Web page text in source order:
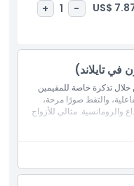
الأبعاد، فإن كل موقع في
والأصدقاء والعائلات
فيه الحب والضحك والفن
US$
-
1
+
تايلاند)
تذكرة خاصة للمقيمين
والتقط صورًا مرحة،
والرومانسية. مثالي للأزواج